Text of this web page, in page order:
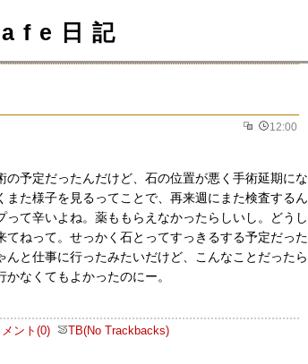
日記
12:00
の予定だったんだけど、石の位置が悪く手術延期にな
また様子を見るってことで、再来週にまた検査するん
って辛いよね。薬ももらえなかったらしいし。どうし
てねって。せっかく石とってすっきるする予定だった
んと仕事に行ったみたいだけど、こんなことだったら
なくてもよかったのにー。
メント(0) TB(No Trackbacks)